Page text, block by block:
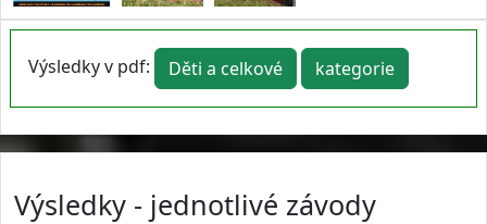
Výsledky v pdf: Děti a celkové kategorie
Výsledky - jednotlivé závody